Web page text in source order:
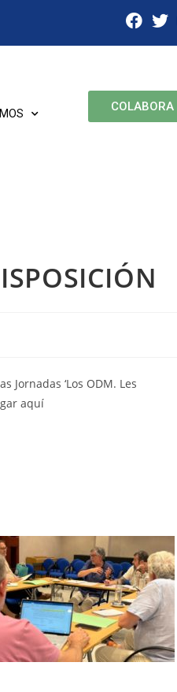
COLABORA
Jornadas ‘Los ODM. Les
aquí